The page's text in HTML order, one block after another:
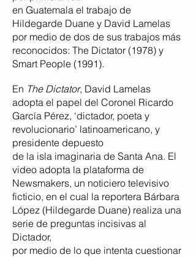
en Guatemala el trabajo de
Hildegarde Duane y David Lamelas
por medio de dos de sus trabajos más
reconocidos: The Dictator (1978) y
Smart People (1991).
En The Dictator, David Lamelas
adopta el papel del Coronel Ricardo
García Pérez, ‘dictador, poeta y
revolucionario’ latinoamericano, y
presidente depuesto
de la isla imaginaria de Santa Ana. El
video adopta la plataforma de
Newsmakers, un noticiero televisivo
ficticio, en el cual la reportera Bárbara
López (Hildegarde Duane) realiza una
serie de preguntas incisivas al
Dictador,
por medio de lo que intenta cuestionar